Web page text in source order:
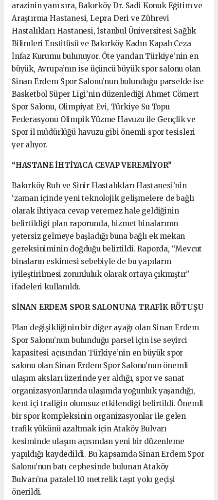
arazinin yanı sıra, Bakırköy Dr. Sadi Konuk Eğitim ve
Araştırma Hastanesi, Lepra Deri ve Zührevi
Hastalıkları Hastanesi, İstanbul Üniversitesi Sağlık
Bilimleri Enstitüsü ve Bakırköy Kadın Kapalı Ceza
İnfaz Kurumu bulunuyor. Öte yandan Türkiye’nin en
büyük, Avrupa’nın ise üçüncü büyük spor salonu olan
Sinan Erdem Spor Salonu’nun bulunduğu parselde ise
Basketbol Süper Ligi’nin düzenlediği Ahmet Cömert
Spor Salonu, Olimpiyat Evi, Türkiye Su Topu
Federasyonu Olimpik Yüzme Havuzu ile Gençlik ve
Spor il müdürlüğü havuzu gibi önemli spor tesisleri
yer alıyor.
“HASTANE İHTİYACA CEVAP VEREMİYOR”
Bakırköy Ruh ve Sinir Hastalıkları Hastanesi’nin
‘zaman içinde yeni teknolojik gelişmelere de bağlı
olarak ihtiyaca cevap veremez hale geldiğinin
belirtildiği plan raporunda, hizmet binalarının
yetersiz gelmeye başladığı buna bağlı ek mekan
gereksiniminin doğduğu belirtildi. Raporda, “Mevcut
binaların eskimesi sebebiyle de bu yapıların
iyileştirilmesi zorunluluk olarak ortaya çıkmıştır”
ifadeleri kullanıldı.
SİNAN ERDEM SPOR SALONUNA TRAFİK RÖTUŞU
Plan değişikliğinin bir diğer ayağı olan Sinan Erdem
Spor Salonu’nun bulunduğu parsel için ise seyirci
kapasitesi açısından Türkiye’nin en büyük spor
salonu olan Sinan Erdem Spor Salonu’nun önemli
ulaşım aksları üzerinde yer aldığı, spor ve sanat
organizasyonlarında ulaşımda yoğunluk yaşandığı,
kent içi trafiğin olumsuz etkilendiği belirtildi. Önemli
bir spor kompleksinin organizasyonlar ile gelen
trafik yükünü azaltmak için Ataköy Bulvarı
kesiminde ulaşım açısından yeni bir düzenleme
yapıldığı kaydedildi. Bu kapsamda Sinan Erdem Spor
Salonu’nun batı cephesinde bulunan Ataköy
Bulvarı’na paralel 10 metrelik taşıt yolu geçişi
önerildi.